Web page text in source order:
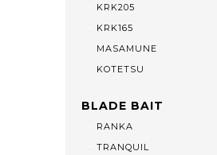
KRK205
KRK165
MASAMUNE
KOTETSU
BLADE BAIT
RANKA
TRANQUIL